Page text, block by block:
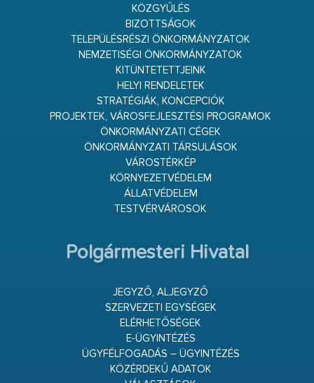
KÖZGYŰLÉS
BIZOTTSÁGOK
TELEPÜLÉSRÉSZI ÖNKORMÁNYZATOK
NEMZETISÉGI ÖNKORMÁNYZATOK
KITÜNTETETTJEINK
HELYI RENDELETEK
STRATÉGIÁK, KONCEPCIÓK
PROJEKTEK, VÁROSFEJLESZTÉSI PROGRAMOK
ÖNKORMÁNYZATI CÉGEK
ÖNKORMÁNYZATI TÁRSULÁSOK
VÁROSTÉRKÉP
KÖRNYEZETVÉDELEM
ÁLLATVÉDELEM
TESTVÉRVÁROSOK
Polgármesteri Hivatal
JEGYZŐ, ALJEGYZŐ
SZERVEZETI EGYSÉGEK
ELÉRHETŐSÉGEK
E-ÜGYINTÉZÉS
ÜGYFÉLFOGADÁS – ÜGYINTÉZÉS
KÖZÉRDEKŰ ADATOK